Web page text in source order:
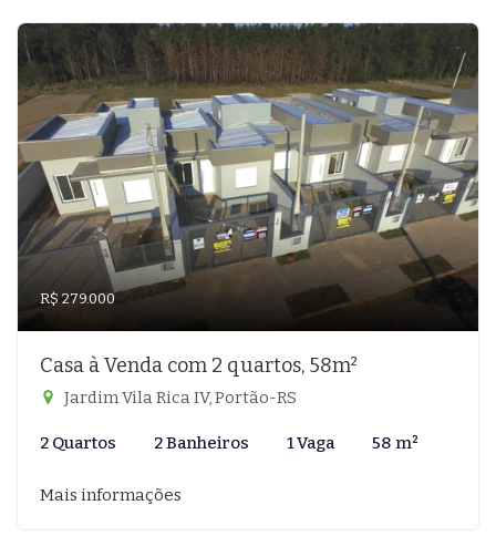
R$ 279.000
Casa à Venda com 2 quartos, 58m²
Jardim Vila Rica IV, Portão-RS
2 Quartos 2 Banheiros 1 Vaga 58 m²
Mais informações